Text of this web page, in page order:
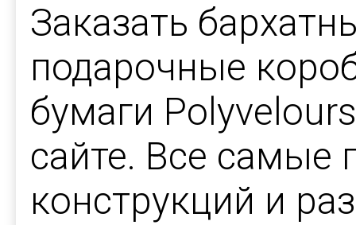
Заказать
подарочные
бумаги
сайте. Все самые
конструкций и